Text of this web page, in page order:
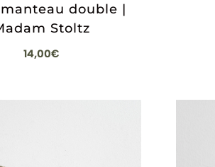
double |
Stoltz
14,00€